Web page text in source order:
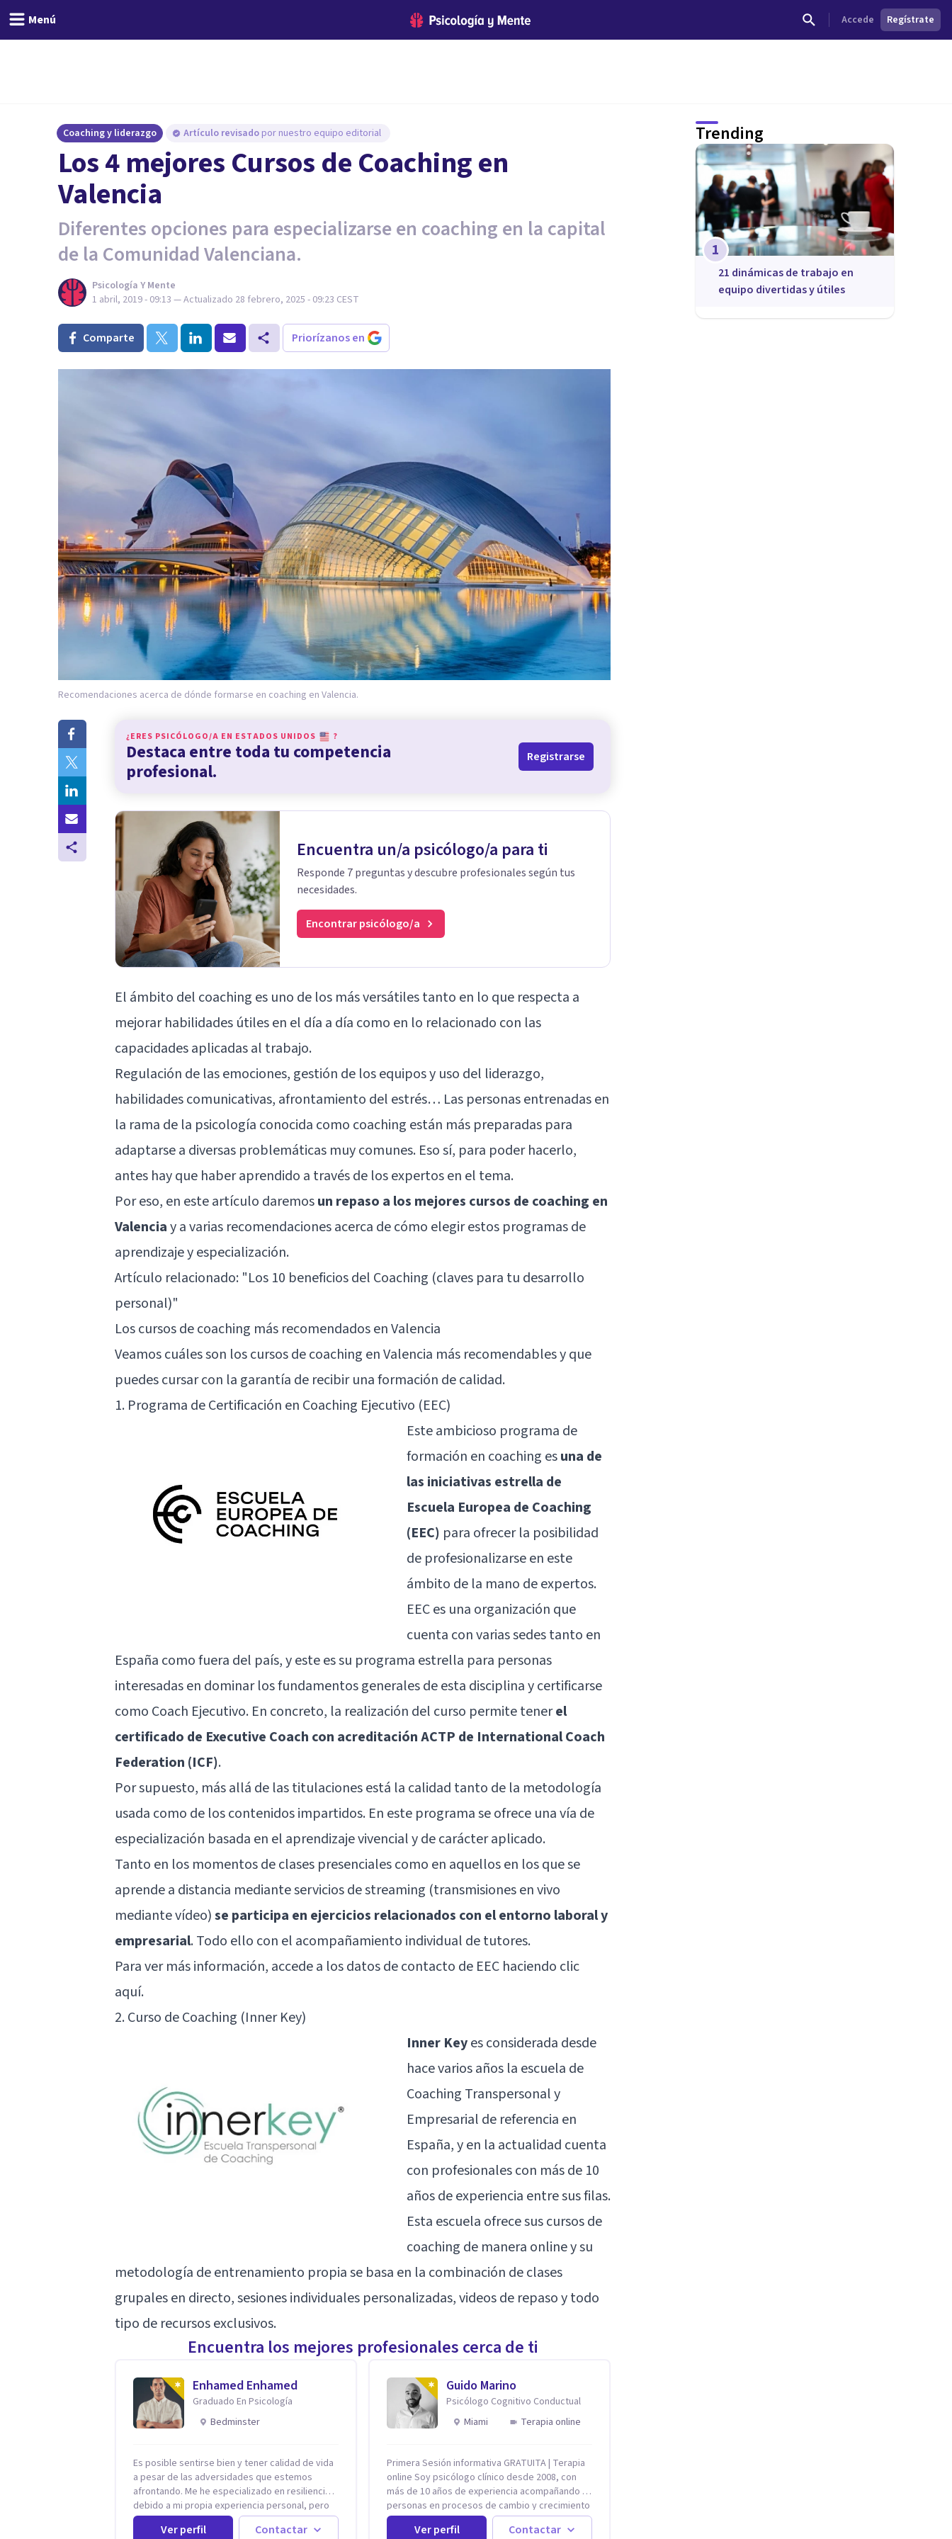
Menú Accede Regístrate
Coaching y liderazgo Artículo revisado por nuestro equipo editorial
Los 4 mejores Cursos de Coaching en
Valencia
Diferentes opciones para especializarse en coaching en la capital
de la Comunidad Valenciana.
Psicología Y Mente
1 abril, 2019 - 09:13 — Actualizado 28 febrero, 2025 - 09:23 CEST
Comparte Priorízanos en
Recomendaciones acerca de dónde formarse en coaching en Valencia.
¿ERES PSICÓLOGO/A EN ESTADOS UNIDOS ?
Destaca entre toda tu competencia
profesional.
Registrarse
Encuentra un/a psicólogo/a para ti
Responde 7 preguntas y descubre profesionales según tus
necesidades.
Encontrar psicólogo/a
El ámbito del coaching es uno de los más versátiles tanto en lo que respecta a
mejorar habilidades útiles en el día a día como en lo relacionado con las
capacidades aplicadas al trabajo.
Regulación de las emociones, gestión de los equipos y uso del liderazgo,
habilidades comunicativas, afrontamiento del estrés… Las personas entrenadas en
la rama de la psicología conocida como coaching están más preparadas para
adaptarse a diversas problemáticas muy comunes. Eso sí, para poder hacerlo,
antes hay que haber aprendido a través de los expertos en el tema.
Por eso, en este artículo daremosun repaso a los mejores cursos de coaching en
Valenciay a varias recomendaciones acerca de cómo elegir estos programas de
aprendizaje y especialización.
Artículo relacionado: "Los 10 beneficios del Coaching (claves para tu desarrollo
personal)"
Los cursos de coaching más recomendados en Valencia
Veamos cuáles son los cursos de coaching en Valencia más recomendables y que
puedes cursar con la garantía de recibir una formación de calidad.
1. Programa de Certificación en Coaching Ejecutivo (EEC)
Este ambicioso programa de
formación en coaching esuna de
las iniciativas estrella de
Escuela Europea de Coaching
(EEC) para ofrecer la posibilidad
de profesionalizarse en este
ámbito de la mano de expertos.
EEC es una organización que
cuenta con varias sedes tanto en
España como fuera del país, y este es su programa estrella para personas
interesadas en dominar los fundamentos generales de esta disciplina y certificarse
como Coach Ejecutivo. En concreto, la realización del curso permite tenerel
certificado de Executive Coach con acreditación ACTP de International Coach
Federation (ICF).
Por supuesto, más allá de las titulaciones está la calidad tanto de la metodología
usada como de los contenidos impartidos. En este programa se ofrece una vía de
especialización basada en el aprendizaje vivencial y de carácter aplicado.
Tanto en los momentos de clases presenciales como en aquellos en los que se
aprende a distancia mediante servicios de streaming (transmisiones en vivo
mediante vídeo)se participa en ejercicios relacionados con el entorno laboral y
empresarial. Todo ello con el acompañamiento individual de tutores.
Para ver más información, accede a los datos de contacto de EEC haciendo clic
aquí.
2. Curso de Coaching (Inner Key)
Inner Keyes considerada desde
hace varios años la escuela de
Coaching Transpersonal y
Empresarial de referencia en
España, y en la actualidad cuenta
con profesionales con más de 10
años de experiencia entre sus filas.
Esta escuela ofrece sus cursos de
coaching de manera online y su
metodología de entrenamiento propia se basa en la combinación de clases
grupales en directo, sesiones individuales personalizadas, videos de repaso y todo
tipo de recursos exclusivos.
Encuentra los mejores profesionales cerca de ti
Enhamed Enhamed
Graduado En Psicología
Bedminster
Es posible sentirse bien y tener calidad de vida
a pesar de las adversidades que estemos
afrontando. Me he especializado en resiliencia
debido a mi propia experiencia personal, pero
además estoy formado no solo en psicología
sino en coaching y técnicas de alto impacto
Ver perfil Contactar
Guido Marino
Psicólogo Cognitivo Conductual
Miami
Terapia online
Primera Sesión informativa GRATUITA | Terapia
online Soy psicólogo clínico desde 2008, con
más de 10 años de experiencia acompañando a
personas en procesos de cambio y crecimiento
personal. Desde el inicio de mi carrera me
dedico al ámbito clínico y, en paralelo, trabajé 8
Ver perfil Contactar
Trending
1
21 dinámicas de trabajo en
equipo divertidas y útiles